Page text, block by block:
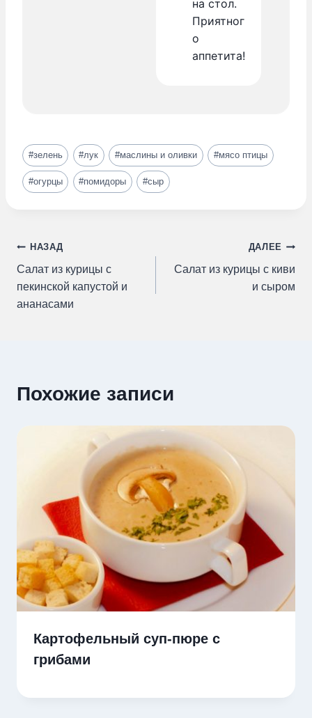
на стол.
Приятног
о
аппетита!
Метки
записи:
#зелень #лук #маслины и оливки #мясо птицы
#огурцы #помидоры #сыр
Навигация
по
записям
НАЗАД
Салат из курицы с
пекинской капустой и
ананасами
ДАЛЕЕ
Салат из курицы с киви
и сыром
Похожие записи
Картофельный суп-пюре с
грибами